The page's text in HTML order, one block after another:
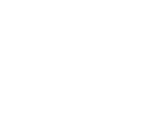
例如，验证失败、调控器限
触发器），从而确保批量操
的完整错误报告和工作流执